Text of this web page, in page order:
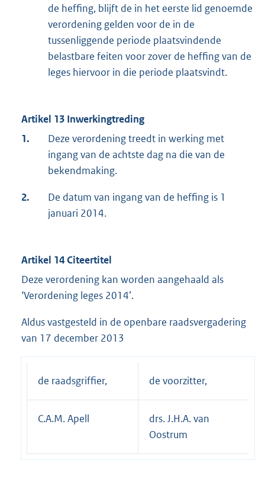
de heffing, blijft de in het eerste lid genoemde
verordening gelden voor de in de
tussenliggende periode plaatsvindende
belastbare feiten voor zover de heffing van de
leges hiervoor in die periode plaatsvindt.
Artikel 13 Inwerkingtreding
1.
Deze verordening treedt in werking met
ingang van de achtste dag na die van de
bekendmaking.
2.
De datum van ingang van de heffing is 1
januari 2014.
Artikel 14 Citeertitel
Deze verordening kan worden aangehaald als
‘Verordening leges 2014’.
Aldus vastgesteld in de openbare raadsvergadering
van 17 december 2013
de raadsgriffier, de voorzitter,
C.A.M. Apell
drs. J.H.A. van
Oostrum